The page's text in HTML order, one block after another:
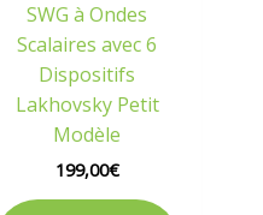
SWG à Ondes
Scalaires avec 6
Dispositifs
Lakhovsky Petit
Modèle
199,00€